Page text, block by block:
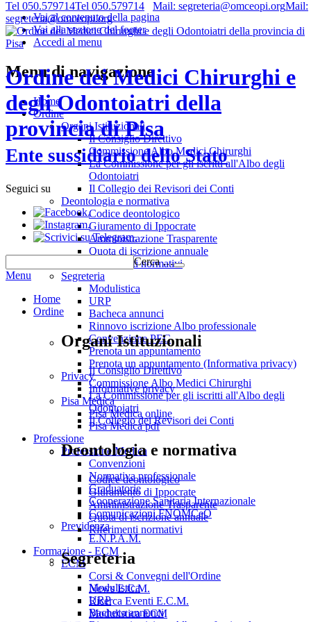
Vai al contenuto della pagina
Vai alla sezione del footer
Accedi al menu
Tel 050.579714Tel 050.579714 Mail: segreteria@omceopi.orgMail:
segreteria@omceopi.org
Ordine dei Medici Chirurghi e
degli Odontoiatri della
provincia di Pisa
Ente sussidiario dello Stato
Seguici su
.
.
.
Cerca …
Menu
Home
Ordine
Organi Istituzionali
Il Consiglio Direttivo
Commissione Albo Medici Chirurghi
La Commissione per gli iscritti all'Albo degli
Odontoiatri
Il Collegio dei Revisori dei Conti
Deontologia e normativa
Codice deontologico
Giuramento di Ippocrate
Amministrazione Trasparente
Quota di iscrizione annuale
Riferimenti normativi
Segreteria
Modulistica
URP
Bacheca annunci
Menu di navigazione
Home
Ordine
Organi Istituzionali
Il Consiglio Direttivo
Commissione Albo Medici Chirurghi
La Commissione per gli iscritti all'Albo degli
Odontoiatri
Il Collegio dei Revisori dei Conti
Deontologia e normativa
Codice deontologico
Giuramento di Ippocrate
Amministrazione Trasparente
Quota di iscrizione annuale
Riferimenti normativi
Segreteria
Modulistica
URP
Bacheca annunci
Rinnovo iscrizione Albo professionale
Convenzione PEC
Prenota un appuntamento
Prenota un appuntamento (Informativa privacy)
Privacy
Informative privacy
Pisa Medica
Pisa Medica online
Pisa Medica pdf
Professione
Professione Medica
Convenzioni
Normativa professionale
Graduatorie
Cooperazione Sanitaria Internazionale
Comunicazioni FNOMCeO
Previdenza
E.N.P.A.M.
Formazione - ECM
ECM
Corsi & Convegni dell'Ordine
News E.C.M.
Ricerca Eventi E.C.M.
Modulistica ECM